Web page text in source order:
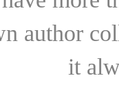
author
it